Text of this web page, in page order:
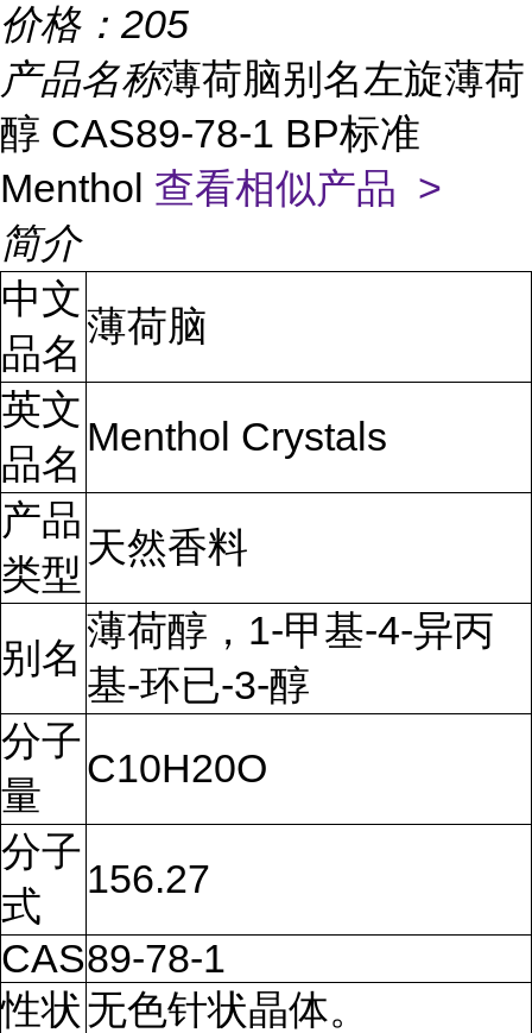
价格： 205
产品名称薄荷脑别名左旋薄荷
醇 CAS89-78-1 BP标准
Menthol 查看相似产品 >
简介
中文
品名
薄荷脑
英文
品名
Menthol Crystals
产品
类型
天然香料
别名
薄荷醇，1-甲基-4-异丙
基-环已-3-醇
分子
量
C10H20O
分子
式
156.27
CAS89-78-1
性状无色针状晶体。